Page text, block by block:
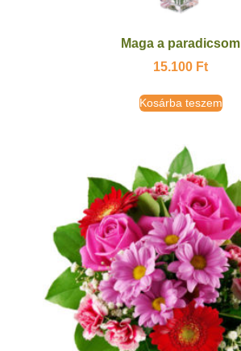
Maga a paradicsom
15.100 Ft
Kosárba teszem